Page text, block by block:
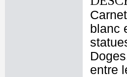
blanc
entre